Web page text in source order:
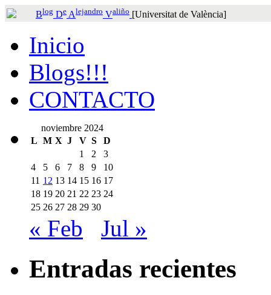
Blog De Alejandro Valiño [Universitat de València]
Inicio
Blogs!!!
CONTACTO
noviembre 2024
L M X J V S
D
1
2
3
4
5 6 7 8 9
10
11 12 13 14 15 16 17
18 19 20 21 22 23 24
25 26 27 28 29 30
« Feb Jul »
Entradas recientes